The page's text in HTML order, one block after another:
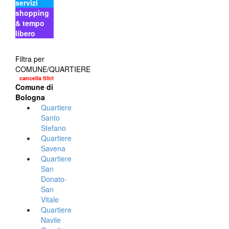
servizi
shopping
& tempo
libero
Filtra per
COMUNE/QUARTIERE
cancella filtri
Comune di
Bologna
Quartiere
Santo
Stefano
Quartiere
Savena
Quartiere
San
Donato-
San
Vitale
Quartiere
Navile